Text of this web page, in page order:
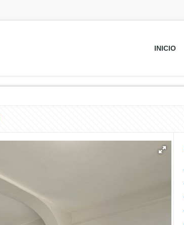
INICIO